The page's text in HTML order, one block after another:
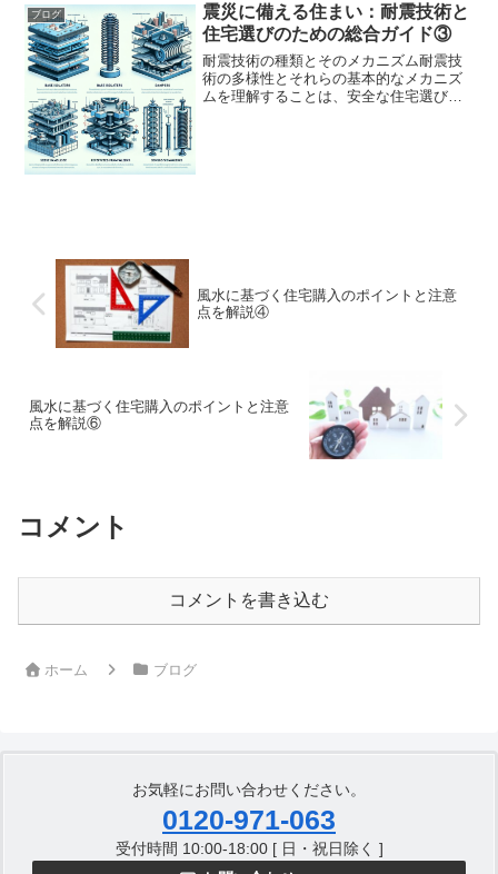
ブログ
震災に備える住まい：耐震技術と
住宅選びのための総合ガイド③
耐震技術の種類とそのメカニズム耐震技
術の多様性とそれらの基本的なメカニズ
ムを理解することは、安全な住宅選びに
風水に基づく住宅購入のポイントと注意
点を解説④
風水に基づく住宅購入のポイントと注意
点を解説⑥
コメント
コメントを書き込む
ホーム ブログ
お気軽にお問い合わせください。
0120-971-063
受付時間 10:00-18:00 [ 日・祝日除く ]